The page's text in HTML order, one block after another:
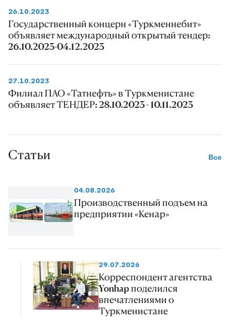
26.10.2023
Государственный концерн «Туркменнебит»
объявляет международный открытый тендер:
26.10.2023-04.12.2023
27.10.2023
Филиал ПАО «Татнефть» в Туркменистане
объявляет ТЕНДЕР: 28.10.2023 - 10.11.2023
Статьи Все
04.08.2026
Производственный подъем на
предприятии «Кенар»
29.07.2026
Корреспондент агентства
Yonhap поделился
впечатлениями о
Туркменистане